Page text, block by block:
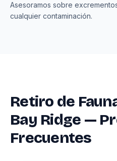
Asesoramos sobre
cualquier contaminación.
Retiro de
Bay Ridge —
Frecuentes